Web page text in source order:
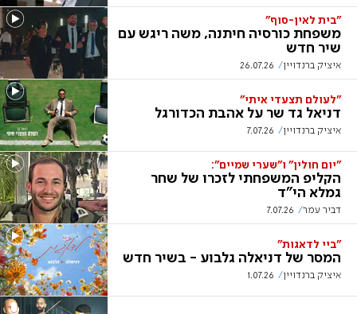
"בית לאין-סוף"
משפחת כורסיה חיתנה, משה ריגש עם
שיר חדש
איציק ברנדויין 26.07.26
"לעולם תצעדי איתי"
דניאל גד שר על אהבת הכדורגל
איציק ברנדויין 7.07.26
"יום חולין" ו"שערי שמיים":
הקליפ המשפחתי לזכרו של שחר
גמלא הי"ד
דביר עמר 7.07.26
"ביי לדאגות"
המסר של דניאלה גלבוע - בשיר חדש
איציק ברנדויין 1.07.26